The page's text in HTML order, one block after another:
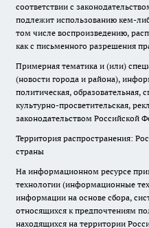
соответствии с
подлежит использованию кем-
том числе воспроизведению,
как с письменного разрешения
Примерная тематика и (или)
(новости города и района),
политическая, образовательная,
культурно-просветительская,
законодательством Российской
Территория распространения:
страны
На информационном ресурсе
технологии (информационные
информации на основе сбора,
относящихся к предпочтениям
находящихся на территории